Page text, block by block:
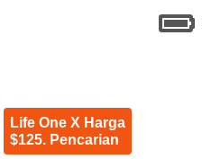
Life One X Harga
$125. Pencarian